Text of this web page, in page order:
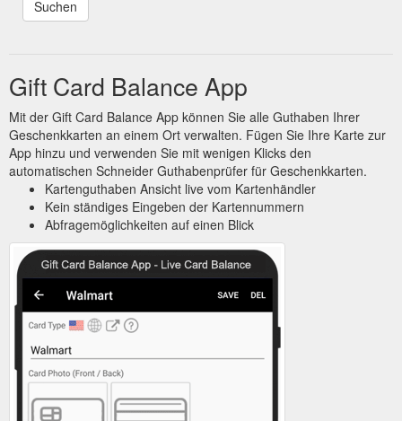
Gift Card Balance App
Mit der Gift Card Balance App können Sie alle Guthaben Ihrer
Geschenkkarten an einem Ort verwalten. Fügen Sie Ihre Karte zur
App hinzu und verwenden Sie mit wenigen Klicks den
automatischen Schneider Guthabenprüfer für Geschenkkarten.
Kartenguthaben Ansicht live vom Kartenhändler
Kein ständiges Eingeben der Kartennummern
Abfragemöglichkeiten auf einen Blick